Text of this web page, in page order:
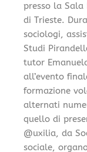
presso la Sala
di Trieste.
sociologi,
Studi
tutor
all’evento
formazione
alternati
quello di
@uxilia, da
sociale,